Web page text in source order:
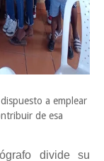
a emplear
de esa
divide su